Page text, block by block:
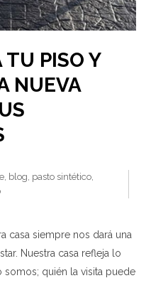
TU PISO Y
NUEVA
blog pasto sintético
casa siempre nos dará una
Nuestra casa refleja lo
quién la visita puede